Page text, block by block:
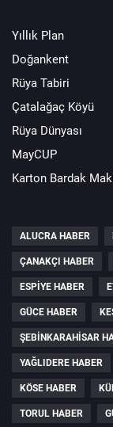
Yıllık Plan
Doğankent
Rüya Tabiri
Çatalağaç Köyü
Rüya Dünyası
MayCUP
Karton Bardak
ALUCRA HABER
ÇANAKÇI HABER
ESPIYE HABER
GÜCE HABER
ŞEBINKARAHISAR
YAĞLIDERE HABER
KÖSE HABER
TORUL HABER